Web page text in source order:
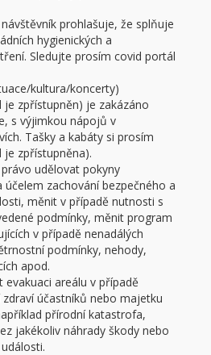
prohlašuje, že splňuje
hygienických a
Sledujte prosím covid portál
kultura/koncerty)
je zpřístupněn) je zakázáno
s výjimkou nápojů v
Tašky a kabáty si prosím
zpřístupněna).
udělovat pokyny
zachování bezpečného a
měnit v případě nutnosti s
podmínky, měnit program
v případě nenadálých
podmínky, nehody,
apod.
areálu v případě
účastníků nebo majetku
přírodní katastrofa,
jakékoliv náhrady škody nebo